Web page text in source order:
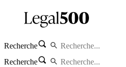
Recherche
Recherche